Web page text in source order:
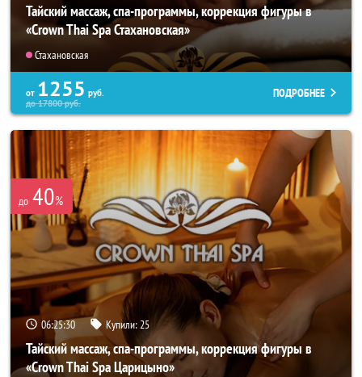
Тайский массаж, спа-программы, коррекция фигуры в
«Crown Thai Spa Стахановская»
Стахановская
от 1255 руб.
до17800руб.
ПОДРОБНЕЕ
до 40%
06:25:26 Купили: 25
Тайский массаж, спа-программы, коррекция фигуры в
«Crown Thai Spa Царицыно»